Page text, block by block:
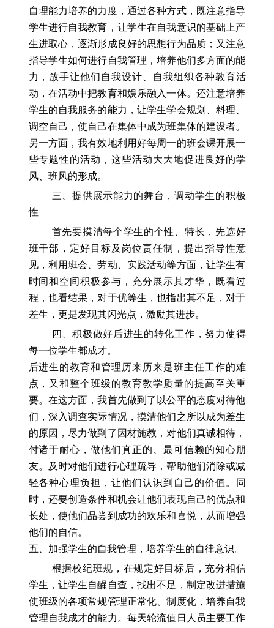
自理能力培养的力度，通过各种方式，既注意指导
学生进行自我教育，让学生在自我意识的基础上产
生进取心，逐渐形成良好的思想行为品质；又注意
指导学生如何进行自我管理，培养他们多方面的能
力，放手让他们自我设计、自我组织各种教育活
动，在活动中把教育和娱乐融入一体。还注意培养
学生的自我服务的能力，让学生学会规划、料理、
调空自己，使自己在集体中成为班集体的建设者。
另一方面，我有效地利用好每周一的班会课开展一
些专题性的活动，这些活动大大地促进良好的学
风、班风的形成。
三、提供展示能力的舞台，调动学生的积极
性
首先要摸清每个学生的个性、特长，先选好
班干部，定好目标及岗位责任制，提出指导性意
见，利用班会、劳动、实践活动等方面，让学生有
时间和空间积极参与，充分展示其才华，既看过
程，也看结果，对于优等生，也指出其不足，对于
差生，更是发现其闪光点，激励其进步。
四、积极做好后进生的转化工作，努力使得
每一位学生都成才。
后进生的教育和管理历来历来是班主任工作的难
点，又和整个班级的教育教学质量的提高至关重
要。在这方面，我首先做到了以公平的态度对待他
们，深入调查实际情况，摸清他们之所以成为差生
的原因，尽力做到了因材施教，对他们真诚相待，
付诸于耐心，做他们真正的、最可信赖的知心朋
友。及时对他们进行心理疏导，帮助他们消除或减
轻各种心理负担，让他们认识到自己的价值。同
时，还要创造条件和机会让他们表现自己的优点和
长处，使他们品尝到成功的欢乐和喜悦，从而增强
他们的自信。
五、加强学生的自我管理，培养学生的自律意识。
根据校纪班规，在规定好目标后，充分相信
学生，让学生自醒自查，找出不足，制定改进措施
使班级的各项常规管理正常化、制度化，培养自我
管理自我成才的能力。每天轮流值日人员主要工作